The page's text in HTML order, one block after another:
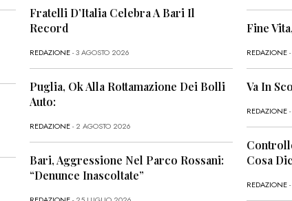
Fratelli D’Italia Celebra A Bari Il
Record
REDAZIONE- 3 AGOSTO 2026
Puglia, Ok Alla Rottamazione Dei Bolli
Auto:
REDAZIONE- 2 AGOSTO 2026
Bari, Aggressione Nel Parco Rossani:
“Denunce Inascoltate”
Fine
REDAZIONE
Va In
REDAZIONE
Cosa
REDAZIONE